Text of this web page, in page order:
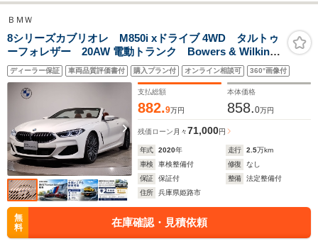
ＢＭＷ
8シリーズカブリオレ M850i xドライブ 4WD タルトゥ
ーフォレザー 20AW 電動トランク Bowers & Wilkins
サウンド ベンチレーションシート シートヒーター
クリスタルシフト 全周囲カメラ アンビエントライ
ト ACC ドライビングアシスト
ディーラー保証 車両品質評価書付 購入プラン付 オンライン相談可 360°画像付
支払総額
882.9万円
本体価格
858.0万円
残価ローン 月々71,000円
年式 2020年 走行 2.5万km
車検
車検整備付 修復
なし
保証
保証付 整備
法定整備付
住所
兵庫県姫路市
無
料
在庫確認・見積依頼